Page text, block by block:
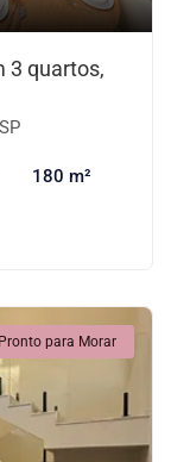
3 quartos,
180 m²
Pronto para Morar